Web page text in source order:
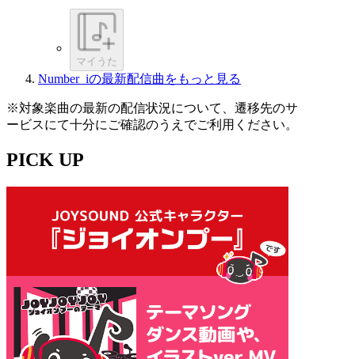
マイうた
Number_iの最新配信曲をもっと見る
※対象楽曲の最新の配信状況について、遷移先のサ
ービスにて十分にご確認のうえでご利用ください。
PICK UP